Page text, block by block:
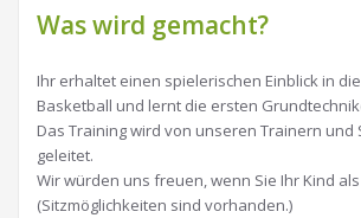
Was wird gemacht?
Ihr erhaltet einen spielerischen Einblick in
Basketball und lernt die ersten
Das Training wird von unseren Trainern und
geleitet.
Wir würden uns freuen, wenn Sie Ihr Kind
(Sitzmöglichkeiten sind vorhanden.)